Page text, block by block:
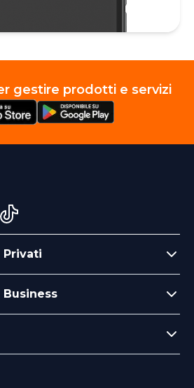
gestire prodotti e servizi
Privati